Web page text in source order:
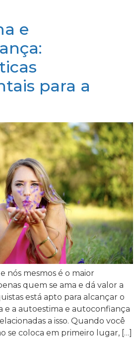
e
para a
nós mesmos é o maior
quem se ama e dá valor a
está apto para alcançar o
e a autoestima e autoconfiança
a isso. Quando você
se coloca em primeiro lugar, […]